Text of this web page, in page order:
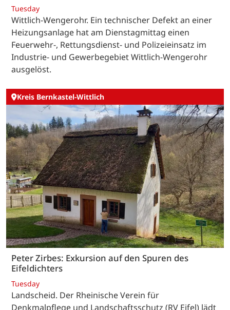
Tuesday
Wittlich-Wengerohr. Ein technischer Defekt an einer
Heizungsanlage hat am Dienstagmittag einen
Feuerwehr-, Rettungsdienst- und Polizeieinsatz im
Industrie- und Gewerbegebiet Wittlich-Wengerohr
ausgelöst.
Kreis Bernkastel-Wittlich
Peter Zirbes: Exkursion auf den Spuren des
Eifeldichters
Tuesday
Landscheid. Der Rheinische Verein für
Denkmalpflege und Landschaftsschutz (RV Eifel) lädt